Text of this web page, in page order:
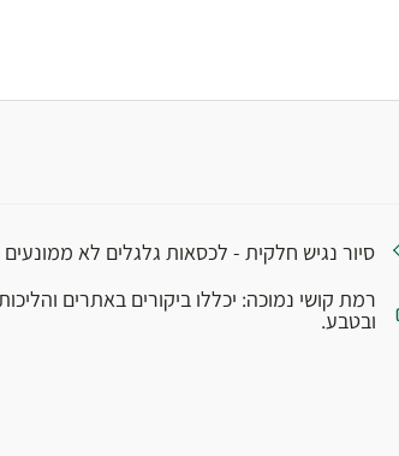
סיור נגיש חלקית - לכסאות גלגלים לא ממונעים
רמת קושי נמוכה: יכללו ביקורים באתרים
ובטבע.